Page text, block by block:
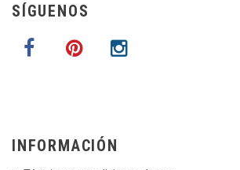
SÍGUENOS
INFORMACIÓN